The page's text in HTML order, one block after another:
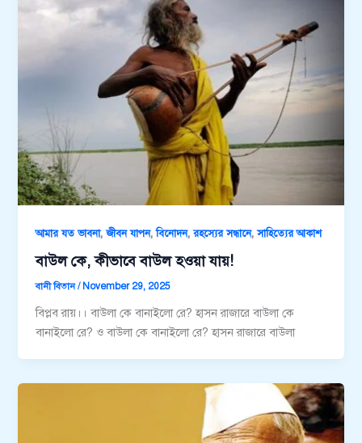
আমার যত ভাবনা,জীবন যাপন,বিনোদন,রহস্যের সন্ধানে,সাহিত্যের আকাশ
বাউল কে, কীভাবে বাউল হওয়া যায়!
বানী বিতান/ November 29, 2025
বিপ্লব রায়।। বাউলা কে বানাইলো রে? হাসন রাজারে বাউলা কে
বানাইলো রে? ও বাউলা কে বানাইলো রে? হাসন রাজারে বাউলা